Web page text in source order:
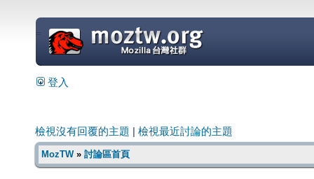
=
登入
檢視沒有回覆的主題 檢視最近討論的主題
MozTW» 討論區首頁